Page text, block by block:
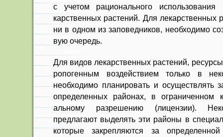
с учетом рационального
карственных растений. Для лекарст­венных
ни в одном из заповедников, необходимо
вую очередь.
Для видов лекарственных расте­ний,
ропогенным воздействием только в
необходимо планировать и осуществлять
определенных районах, в ограниченном
альному разрешению (лицензии).
предлагают вы­делять эти районы в
которые закрепляются за